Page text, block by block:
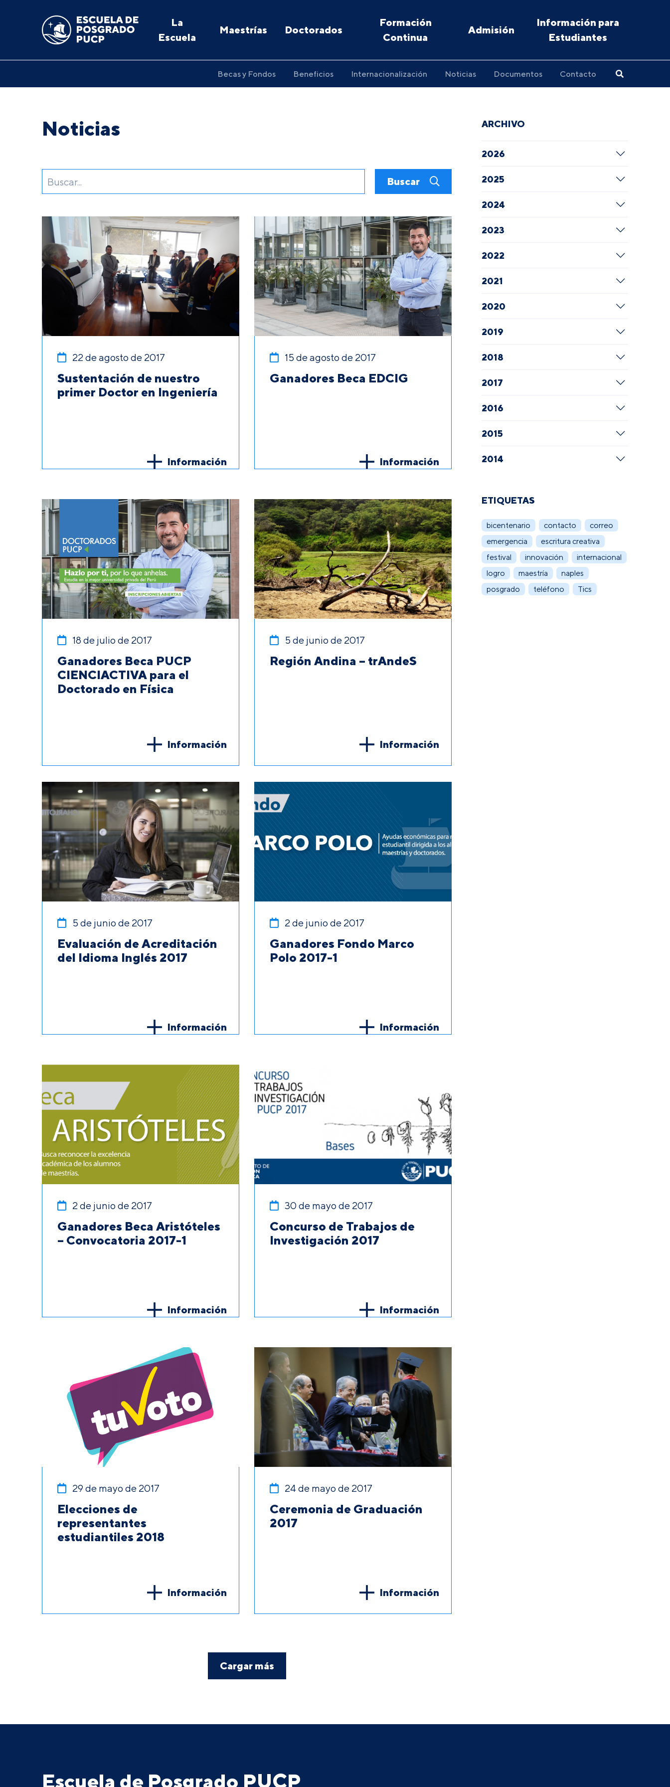
La
Escuela
Maestrías Doctorados
Formación
Continua
Admisión
Información para
Estudiantes
Becas y Fondos Beneficios Internacionalización Noticias Documentos Contacto
Noticias
Buscar
22 de agosto de 2017
Sustentación de nuestro
primer Doctor en Ingeniería
Información
15 de agosto de 2017
Ganadores Beca EDCIG
Información
18 de julio de 2017
Ganadores Beca PUCP
CIENCIACTIVA para el
Doctorado en Física
Información
5 de junio de 2017
Región Andina – trAndeS
Información
5 de junio de 2017
Evaluación de Acreditación
del Idioma Inglés 2017
Información
2 de junio de 2017
Ganadores Fondo Marco
Polo 2017-1
Información
2 de junio de 2017
Ganadores Beca Aristóteles
– Convocatoria 2017-1
Información
30 de mayo de 2017
Concurso de Trabajos de
Investigación 2017
Información
29 de mayo de 2017
Elecciones de
representantes
estudiantiles 2018
Información
24 de mayo de 2017
Ceremonia de Graduación
2017
Información
Cargar más
ARCHIVO
2026
2025
2024
2023
2022
2021
2020
2019
2018
2017
2016
2015
2014
ETIQUETAS
bicentenario contacto
correo
emergencia
escritura creativa
festival
innovación
internacional
logro
maestría
naples
posgrado
teléfono Tics
Escuela de Posgrado PUCP